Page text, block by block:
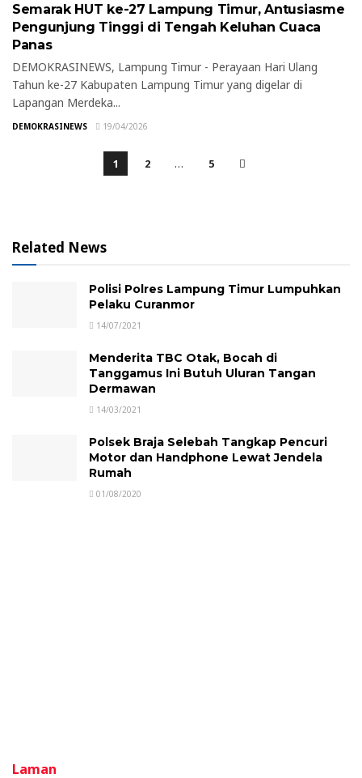
Semarak HUT ke-27 Lampung Timur, Antusiasme
Pengunjung Tinggi di Tengah Keluhan Cuaca
Panas
DEMOKRASINEWS, Lampung Timur - Perayaan Hari Ulang
Tahun ke-27 Kabupaten Lampung Timur yang digelar di
Lapangan Merdeka...
DEMOKRASINEWS 19/04/2026
1 2 … 5
Related News
Polisi Polres Lampung Timur Lumpuhkan
Pelaku Curanmor
14/07/2021
Menderita TBC Otak, Bocah di
Tanggamus Ini Butuh Uluran Tangan
Dermawan
14/03/2021
Polsek Braja Selebah Tangkap Pencuri
Motor dan Handphone Lewat Jendela
Rumah
01/08/2020
Laman